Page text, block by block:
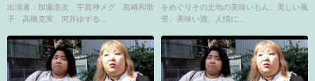
出演者：加藤浩次 宇賀神メグ 島崎和歌
子 高橋克実 河井ゆずる...
をめぐりその土地の美味いもん、美しい風
景、美味い酒、人情に...